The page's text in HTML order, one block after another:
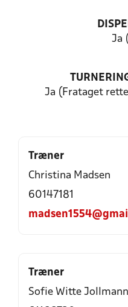
Ja
Ja (Frataget
Træner
Christina Madsen
60147181
Træner
Sofie Witte Jollmann